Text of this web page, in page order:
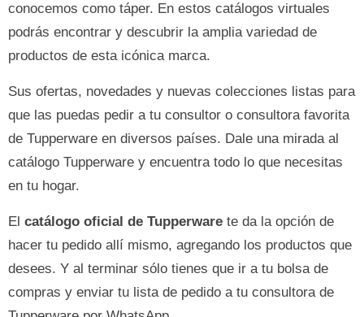
conocemos como táper. En estos catálogos virtuales
podrás encontrar y descubrir la amplia variedad de
productos de esta icónica marca.
Sus ofertas, novedades y nuevas colecciones listas para
que las puedas pedir a tu consultor o consultora favorita
de Tupperware en diversos países. Dale una mirada al
catálogo Tupperware y encuentra todo lo que necesitas
en tu hogar.
El catálogo oficial de Tupperware te da la opción de
hacer tu pedido allí mismo, agregando los productos que
desees. Y al terminar sólo tienes que ir a tu bolsa de
compras y enviar tu lista de pedido a tu consultora de